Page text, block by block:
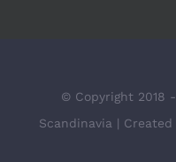
© Copyright 2018 -
Scandinavia | Created